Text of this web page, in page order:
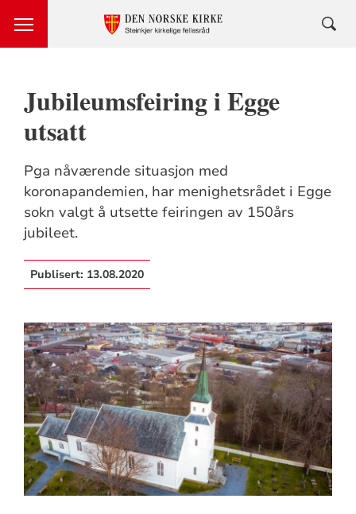
Jubileumsfeiring i Egge
utsatt
Pga nåværende situasjon med
koronapandemien, har menighetsrådet i Egge
sokn valgt å utsette feiringen av 150års
jubileet.
Publisert: 13.08.2020